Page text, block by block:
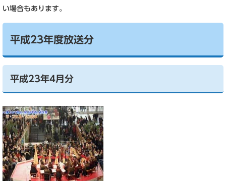
い場合もあります。
平成23年度放送分
平成23年4月分